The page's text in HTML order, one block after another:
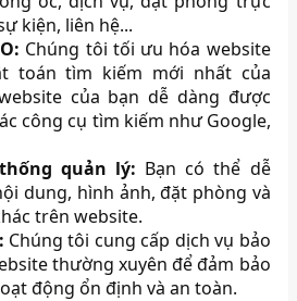
kiện, liên hệ...
Chúng tôi tối ưu hóa website
toán tìm kiếm mới nhất của
của bạn dễ dàng được
công cụ tìm kiếm như Google,
quản lý: Bạn có thể dễ
dung, hình ảnh, đặt phòng và
trên website.
Chúng tôi cung cấp dịch vụ bảo
thường xuyên để đảm bảo
động ổn định và an toàn.